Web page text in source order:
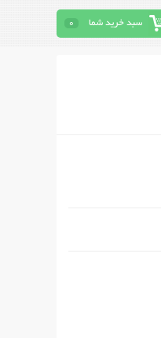
سبد خرید شما 0